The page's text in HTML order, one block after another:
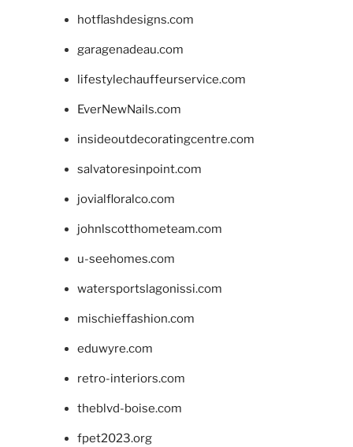
hotflashdesigns.com
garagenadeau.com
lifestylechauffeurservice.com
EverNewNails.com
insideoutdecoratingcentre.com
salvatoresinpoint.com
jovialfloralco.com
johnlscotthometeam.com
u-seehomes.com
watersportslagonissi.com
mischieffashion.com
eduwyre.com
retro-interiors.com
theblvd-boise.com
fpet2023.org